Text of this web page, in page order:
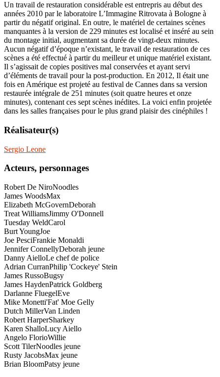
Un travail de restauration considérable est entrepris au début des
années 2010 par le laboratoire L’Immagine Ritrovata à Bologne à
partir du négatif original. En outre, le matériel de certaines scènes
manquantes à la version de 229 minutes est localisé et inséré au sein
du montage initial, augmentant sa durée de vingt-deux minutes.
Aucun négatif d’époque n’existant, le travail de restauration de ces
scènes a été effectué à partir du meilleur et unique matériel existant.
Il s’agissait de copies positives mal conservées et ayant servi
d’éléments de travail pour la post-production. En 2012, Il était une
fois en Amérique est projeté au festival de Cannes dans sa version
restaurée intégrale de 251 minutes (soit quatre heures et onze
minutes), contenant ces sept scènes inédites. La voici enfin projetée
dans les salles françaises pour le plus grand plaisir des cinéphiles !
Réalisateur(s)
Sergio Leone
Acteurs, personnages
Robert De NiroNoodles
James WoodsMax
Elizabeth McGovernDeborah
Treat WilliamsJimmy O'Donnell
Tuesday WeldCarol
Burt YoungJoe
Joe PesciFrankie Monaldi
Jennifer ConnellyDeborah jeune
Danny AielloLe chef de police
Adrian CurranPhilip 'Cockeye' Stein
James RussoBugsy
James HaydenPatrick Goldberg
Darlanne FluegelEve
Mike Monetti'Fat' Moe Gelly
Dutch MillerVan Linden
Robert HarperSharkey
Karen ShalloLucy Aiello
Angelo FlorioWillie
Scott TilerNoodles jeune
Rusty JacobsMax jeune
Brian BloomPatsy jeune